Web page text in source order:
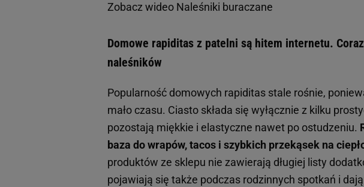
Zobacz wideo Naleśniki buraczane
Domowe rapiditas z patelni są hitem internetu.
naleśników
Popularność domowych rapiditas stale rośnie,
mało czasu. Ciasto składa się wyłącznie z kilku
pozostają miękkie i elastyczne nawet po ostudzeniu.
baza do wrapów, tacos i szybkich przekąsek na
produktów ze sklepu nie zawierają długiej listy
pojawiają się także podczas rodzinnych spotkań i